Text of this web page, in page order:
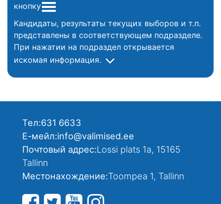
кнопку
Кандидаты, результаты текущих выборов и т.п.
представлены в соответствующем подразделе.
При нажатии на подраздел открывается
искомая информация.
Тел:631 6633
Е-мейл:info@valimised.ee
Почтовый адрес:Lossi plats 1a, 15165
Tallinn
Местонахождение:Toompea 1, Tallinn